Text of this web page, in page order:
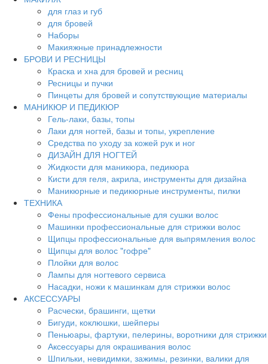
для глаз и губ
для бровей
Наборы
Макияжные принадлежности
БРОВИ И РЕСНИЦЫ
Краска и хна для бровей и ресниц
Ресницы и пучки
Пинцеты для бровей и сопутствующие материалы
МАНИКЮР И ПЕДИКЮР
Гель-лаки, базы, топы
Лаки для ногтей, базы и топы, укрепление
Средства по уходу за кожей рук и ног
ДИЗАЙН ДЛЯ НОГТЕЙ
Жидкости для маникюра, педикюра
Кисти для геля, акрила, инструменты для дизайна
Маникюрные и педикюрные инструменты, пилки
ТЕХНИКА
Фены профессиональные для сушки волос
Машинки профессиональные для стрижки волос
Щипцы профессиональные для выпрямления волос
Щипцы для волос "гофре"
Плойки для волос
Лампы для ногтевого сервиса
Насадки, ножи к машинкам для стрижки волос
АКСЕССУАРЫ
Расчески, брашинги, щетки
Бигуди, коклюшки, шейперы
Пеньюары, фартуки, пелерины, воротники для стрижки
Аксессуары для окрашивания волос
Шпильки, невидимки, зажимы, резинки, валики для